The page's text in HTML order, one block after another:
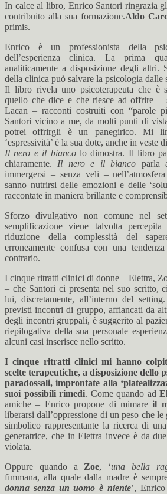
In calce al libro, Enrico Santori ringrazia
contribuito alla sua formazione.Aldo
primis.
Enrico è un professionista della
dell’esperienza clinica. La prima
analiticamente a disposizione degli
della clinica può salvare la psicologia dalle
Il libro rivela uno psicoterapeuta che è
quello che dice e che riesce ad offrire –
Lacan – racconti costruiti con “parole
Santori vicino a me, da molti punti di
potrei offrirgli è un panegirico. Mi
‘espressività’ è la sua dote, anche in veste
Il nero e il biancolo dimostra. Il libro
chiaramente. Il nero e il bianco parla
immergersi – senza veli –
sanno nutrirsi delle emozioni e delle
raccontate in maniera brillante e
Sforzo divulgativo non comune nel
semplificazione viene talvolta
riduzione della complessità del
erroneamente confusa con una
contrario.
I cinque ritratti clinici di donne – Elettra,
– che Santori ci presenta nel suo scritto,
lui, discretamente, all’interno del
previsti incontri di gruppo, affiancati da
degli incontri gruppali, è suggerito al
riepilogativa della sua personale
alcuni casi inserisce nello scritto.
I cinque ritratti clinici mi hanno
scelte terapeutiche, a disposizione dello
paradossali, improntate alla
suoi possibili rimedi. Come quando ad
amiche – Enrico propone di mimareil
liberarsi dall’oppressione di un peso che
simbolico rappresentante la ricerca di
generatrice, che in Elettra invece è da
violata.
Oppure quando a Zoe, ‘una bella
fimmana, alla quale dalla madre è
donna senza un uomo è niente’,